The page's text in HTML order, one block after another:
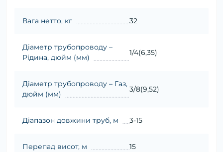
Вага нетто, кг 32
Діаметр трубопроводу –
Рідина, дюйм (мм)
1/4(6,35)
Діаметр трубопроводу – Газ,
дюйм (мм)
3/8(9,52)
Діапазон довжини труб, м 3-15
Перепад висот, м 15